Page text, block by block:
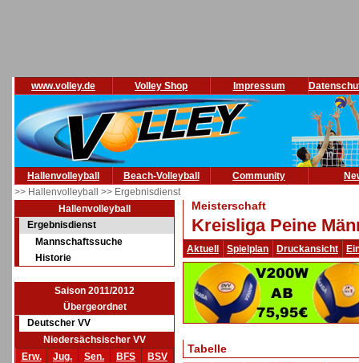
www.volley.de Volley Shop Impressum
Hallenvolleyball Beach-Volleyball Community
>> Hallenvolleyball >> Ergebnisdienst
Hallenvolleyball
Ergebnisdienst
Mannschaftssuche
Historie
Saison 2011/2012
Übergeordnet
Deutscher VV
Niedersächsischer VV
Erw.
Jug. Sen. BFS
BSV
Meisterschaft
Kreisliga Peine
Aktuell Spielplan Druckansicht
Tabelle